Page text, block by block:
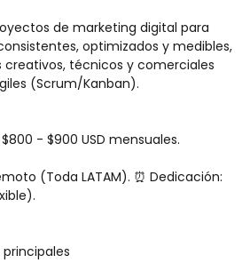
de marketing digital para
optimizados y medibles,
creativos, técnicos y comerciales
(Scrum/Kanban).
- $900 USD mensuales.
(Toda LATAM). ⏰ Dedicación:
principales